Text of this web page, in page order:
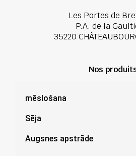
Les Portes de
P.A. de la
35220
Nos
mēslošana
Sēja
Augsnes apstrāde